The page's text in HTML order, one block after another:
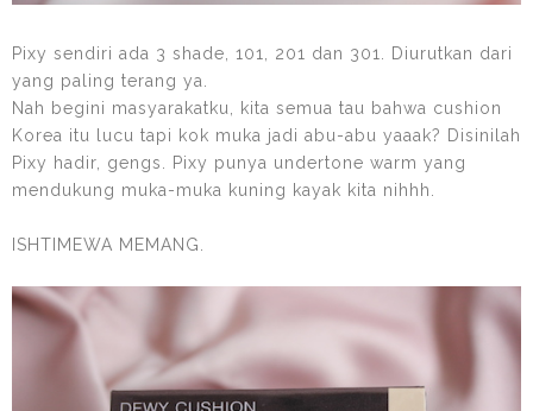
Pixy sendiri ada 3 shade, 101, 201 dan 301. Diurutkan dari
yang paling terang ya.
Nah begini masyarakatku, kita semua tau bahwa cushion
Korea itu lucu tapi kok muka jadi abu-abu yaaak? Disinilah
Pixy hadir, gengs. Pixy punya undertone warm yang
mendukung muka-muka kuning kayak kita nihhh.
ISHTIMEWA MEMANG.